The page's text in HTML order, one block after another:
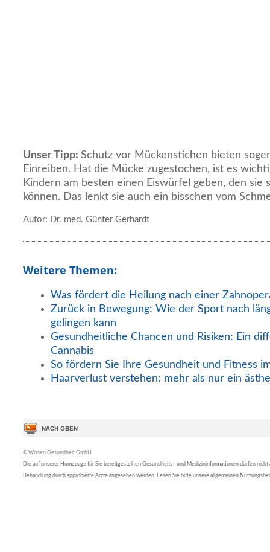
Unser Tipp: Schutz vor Mückenstichen bieten
Einreiben. Hat die Mücke zugestochen, ist es
Kindern am besten einen Eiswürfel geben, den sie
können. Das lenkt sie auch ein bisschen vom
Autor: Dr. med. Günter Gerhardt
Weitere Themen:
Was fördert die Heilung nach einer
Zurück in Bewegung: Wie der Sport nach
gelingen kann
Gesundheitliche Chancen und Risiken: Ein
Cannabis
So fördern Sie Ihre Gesundheit und Fitness
Haarverlust verstehen: mehr als nur ein
© Wissen Gesundheit GmbH
Die auf unserer Homepage für Sie bereitgestellten Gesundheits– und Medizininformationen dürfen nicht
Behandlung durch approbierte Ärzte angesehen werden. Lesen Sie bitte unsere allgemeinen